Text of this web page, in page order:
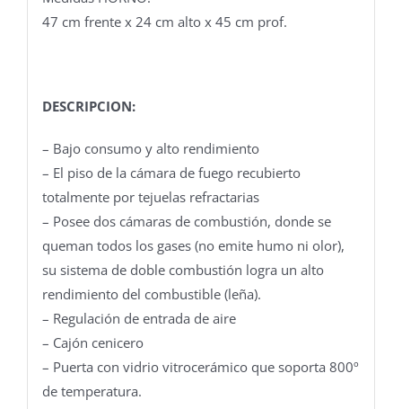
47 cm frente x 24 cm alto x 45 cm prof.
DESCRIPCION:
– Bajo consumo y alto rendimiento
– El piso de la cámara de fuego recubierto
totalmente por tejuelas refractarias
– Posee dos cámaras de combustión, donde se
queman todos los gases (no emite humo ni olor),
su sistema de doble combustión logra un alto
rendimiento del combustible (leña).
– Regulación de entrada de aire
– Cajón cenicero
– Puerta con vidrio vitrocerámico que soporta 800º
de temperatura.